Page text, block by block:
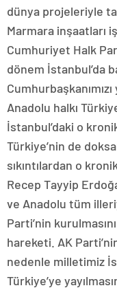
dünya projeleriyle
Marmara inşaatları
Cumhuriyet Halk
dönem İstanbul’da
Anadolu halkı
İstanbul’daki o
Türkiye’nin de
sıkıntılardan o
Recep Tayyip
ve Anadolu tüm
Parti’nin
hareketi. AK
nedenle milletimiz
Türkiye’ye